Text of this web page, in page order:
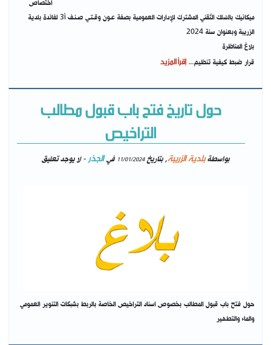
اختصاص
ميكانيك بالسّلك التّقني المشترك للإدارات العمومية بصفة عـون وقـتـي صـنـف أ3 لفائدة بلدية
الزريبة وبعنوان سنة 2024
بلاغ المناظرة
قرار ضبط كيفية تنظيم...إقرأ المزيد
حول تاريخ فتح باب قبول مطالب
التراخيص
بواسطةبلدية الزريبة, بتاريخ11/01/2024 فيالجذر- لا يوجد تعليق
حول فتح باب قبول المطالب بخصوص اسناد التراخيص الخاصة بالربط بشبكات التنوير العمومي
والماء والتطهير